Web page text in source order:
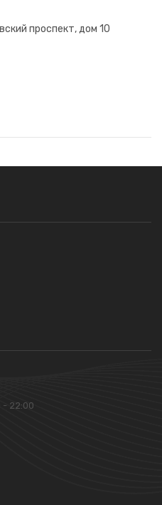
проспект, дом 10
- 22:00